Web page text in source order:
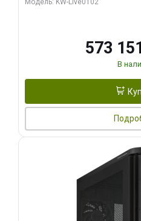
Модель: KW-Live0102
573
В